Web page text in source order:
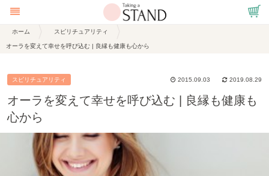
ホーム スピリチュアリティ
オーラを変えて幸せを呼び込む | 良縁も健康も心から
スピリチュアリティ 2019.08.29
2015.09.03
オーラを変えて幸せを呼び込む | 良縁も健康も
心から